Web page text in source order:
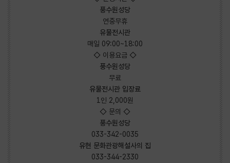
풍수원성당
연중무휴
유물전시관
매일 09:00~18:00
◇ 이용요금 ◇
풍수원성당
무료
유물전시관 입장료
1인 2,000원
◇ 문의 ◇
풍수원성당
033-342-0035
유현 문화관광해설사의 집
033-344-2330